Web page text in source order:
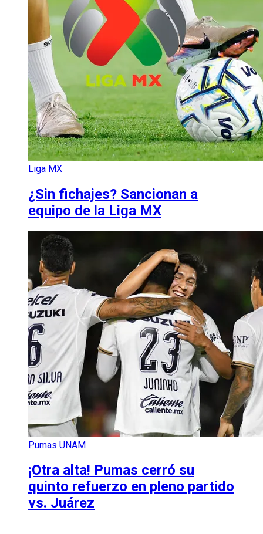
Liga MX
¿Sin fichajes? Sancionan a
equipo de la Liga MX
Pumas UNAM
¡Otra alta! Pumas cerró su
quinto refuerzo en pleno partido
vs. Juárez